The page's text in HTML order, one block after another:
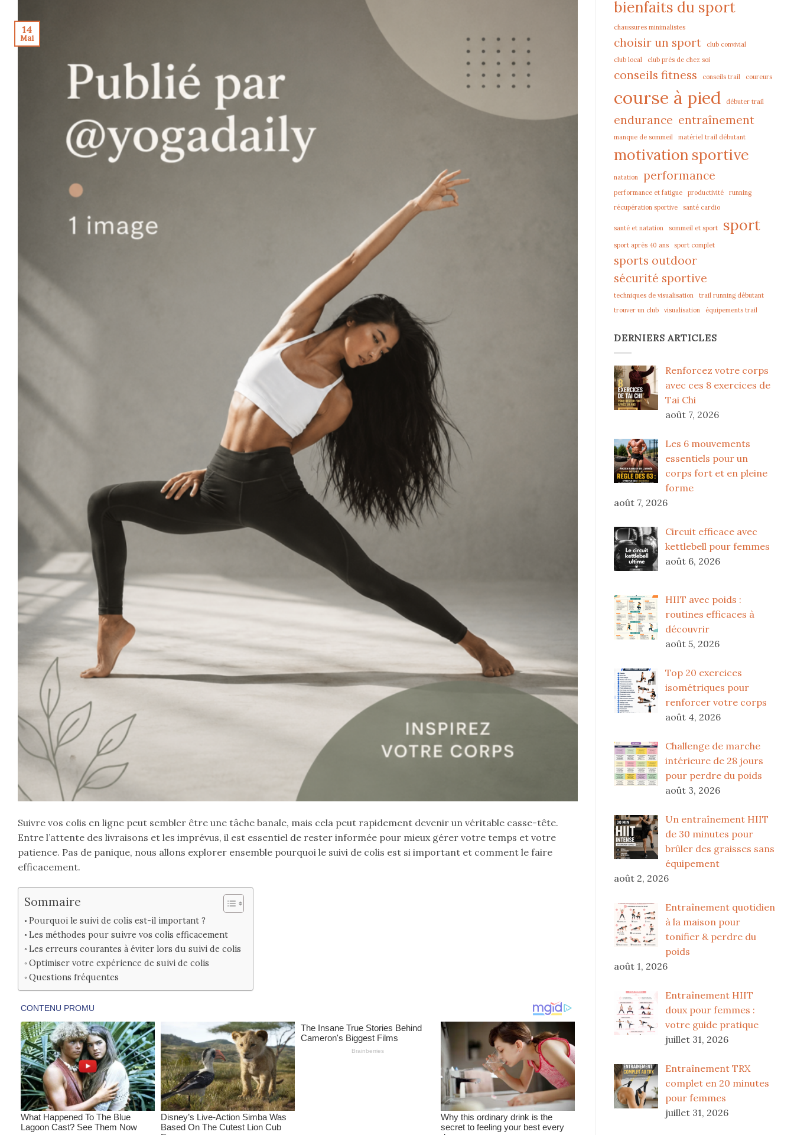
14
Mai
Suivre vos colis en ligne peut sembler être une tâche banale, mais cela peut rapidement devenir un véritable casse-tête.
Entre l’attente des livraisons et les imprévus, il est essentiel de rester informée pour mieux gérer votre temps et votre
patience. Pas de panique, nous allons explorer ensemble pourquoi le suivi de colis est si important et comment le faire
efficacement.
Sommaire
Pourquoi le suivi de colis est-il important ?
Les méthodes pour suivre vos colis efficacement
Les erreurs courantes à éviter lors du suivi de colis
Optimiser votre expérience de suivi de colis
Questions fréquentes
bienfaits du sport
chaussures minimalistes
choisir un sport
club convivial
club local
club près de chez soi
conseils fitness conseils trail coureurs
course à pied débuter trail
endurance entraînement
manque de sommeil matériel trail débutant
motivation sportive
natation performance
performance et fatigue productivité
running
récupération sportive
santé cardio
santé et natation sommeil et sport sport
sport après 40 ans sport complet
sports outdoor
sécurité sportive
techniques de visualisation
trail running débutant
trouver un club
visualisation équipements trail
DERNIERS ARTICLES
Renforcez votre corps
avec ces 8 exercices de
Tai Chi
août 7, 2026
Les 6 mouvements
essentiels pour un
corps fort et en pleine
forme
août 7, 2026
Circuit efficace avec
kettlebell pour femmes
août 6, 2026
HIIT avec poids :
routines efficaces à
découvrir
août 5, 2026
Top 20 exercices
isométriques pour
renforcer votre corps
août 4, 2026
Challenge de marche
intérieure de 28 jours
pour perdre du poids
août 3, 2026
Un entraînement HIIT
de 30 minutes pour
brûler des graisses sans
équipement
août 2, 2026
Entraînement quotidien
à la maison pour
tonifier & perdre du
poids
août 1, 2026
Entraînement HIIT
doux pour femmes :
votre guide pratique
juillet 31, 2026
Entraînement TRX
complet en 20 minutes
pour femmes
juillet 31, 2026